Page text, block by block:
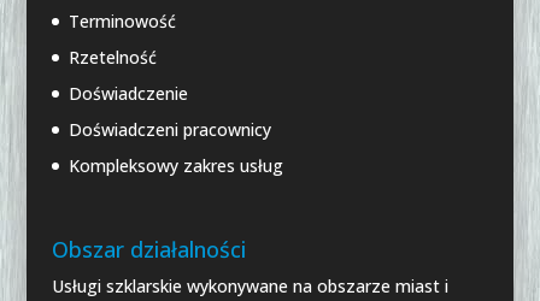
Terminowość
Rzetelność
Doświadczenie
Doświadczeni pracownicy
Kompleksowy zakres usług
Obszar działalności
Usługi szklarskie wykonywane na obszarze miast i